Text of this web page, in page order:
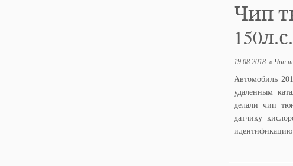
Чип
150л.с.
19.08.2018в Чип
Автомобиль
удаленным
делали чип
датчику